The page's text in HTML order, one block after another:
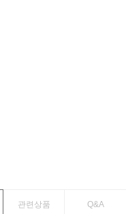
관련상품 Q&A